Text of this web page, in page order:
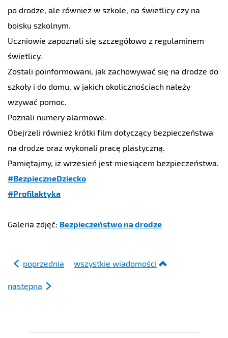
po drodze, ale również w szkole, na świetlicy czy na
boisku szkolnym.
Uczniowie zapoznali się szczegółowo z regulaminem
świetlicy.
Zostali poinformowani, jak zachowywać się na drodze do
szkoły i do domu, w jakich okolicznościach należy
wzywać pomoc.
Poznali numery alarmowe.
Obejrzeli również krótki film dotyczący bezpieczeństwa
na drodze oraz wykonali pracę plastyczną.
Pamiętajmy, iż wrzesień jest miesiącem bezpieczeństwa.
#BezpieczneDziecko
#Profilaktyka
Galeria zdjęć: Bezpieczeństwo na drodze
poprzednia wszystkie wiadomości
następna